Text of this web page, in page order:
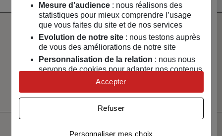
Paiement
100% sécurisé
Livraison
rapide
Un service client
Vendeurs
Mesure d’audience: nous réalisons des
statistiques pour mieux comprendre l’usage
que vous faites du site et de nos services
Evolution de notre site: nous testons auprès
de vous des améliorations de notre site
Personnalisation de la relation : nous nous
servons de cookies pour adapter nos contenus
et personnaliser nos offres
Univers publicitaire: nous utilisons avec nos
publicités personnalisées
Personnaliser mes choix
Refuser
Accepter